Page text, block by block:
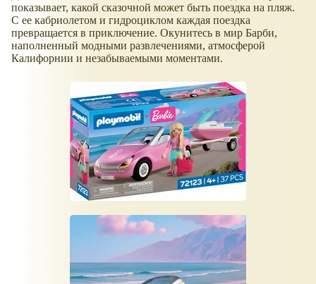
показывает, какой сказочной может быть поездка на пляж.
С ее кабриолетом и гидроциклом каждая поездка
превращается в приключение. Окунитесь в мир Барби,
наполненный модными развлечениями, атмосферой
Калифорнии и незабываемыми моментами.